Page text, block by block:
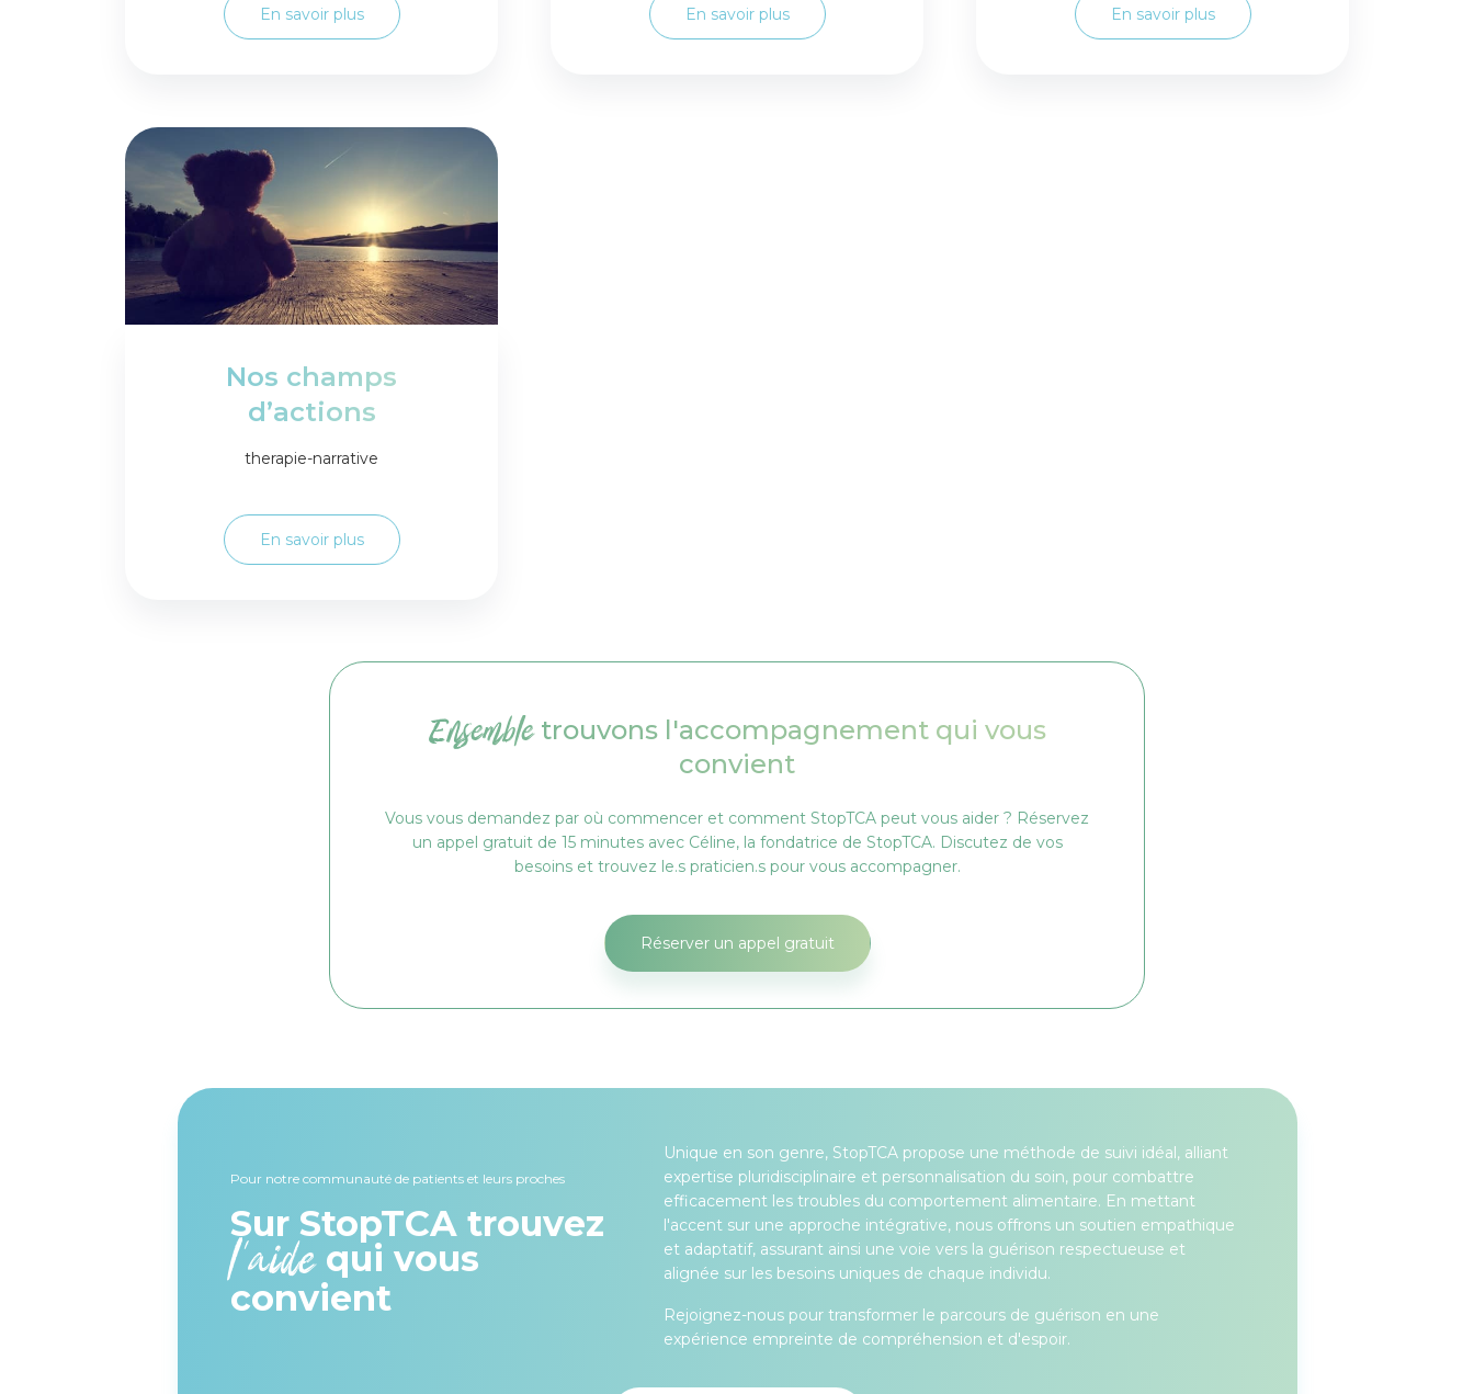
En savoir plus En savoir plus En savoir plus
Nos champs
d’actions
therapie-narrative
En savoir plus
Ensembletrouvons l'accompagnement qui vous
convient
Vous vous demandez par où commencer et comment StopTCA peut vous aider ? Réservez
un appel gratuit de 15 minutes avec Céline, la fondatrice de StopTCA. Discutez de vos
besoins et trouvez le.s praticien.s pour vous accompagner.
Réserver un appel gratuit
Pour notre communauté de patients et leurs proches
Sur StopTCA trouvez
l'aidequi vous
convient
Unique en son genre, StopTCA propose une méthode de suivi idéal, alliant
expertise pluridisciplinaire et personnalisation du soin, pour combattre
efficacement les troubles du comportement alimentaire. En mettant
l'accent sur une approche intégrative, nous offrons un soutien empathique
et adaptatif, assurant ainsi une voie vers la guérison respectueuse et
alignée sur les besoins uniques de chaque individu.
Rejoignez-nous pour transformer le parcours de guérison en une
expérience empreinte de compréhension et d'espoir.